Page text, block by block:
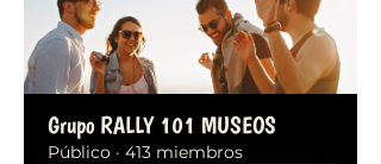
Grupo RALLY 101 MUSEOS
Público · 413 miembros